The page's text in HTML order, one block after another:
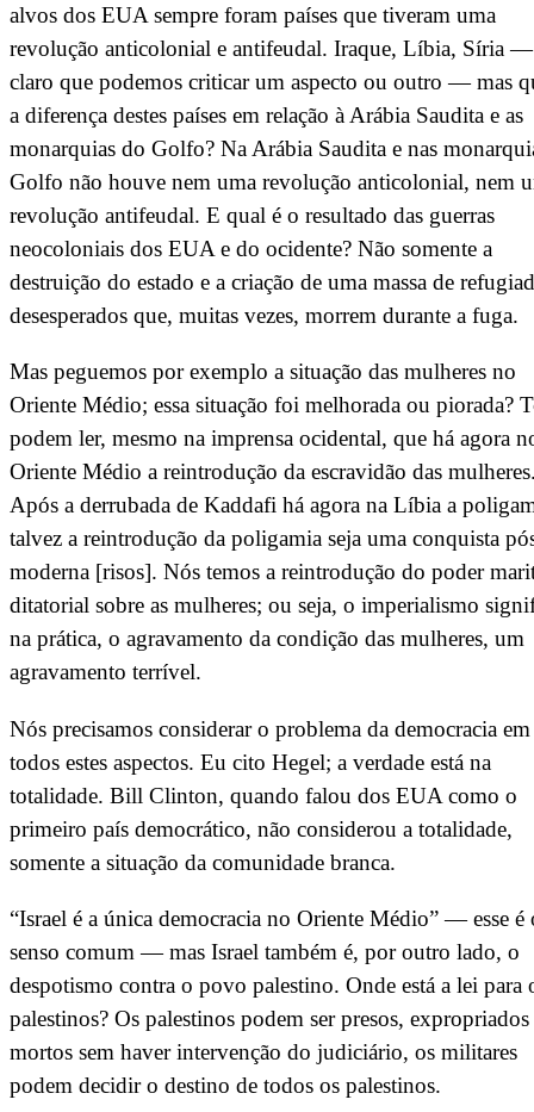
alvos dos EUA sempre foram países que tiveram uma
revolução anticolonial e antifeudal. Iraque, Líbia, Síria
claro que podemos criticar um aspecto ou outro — mas
a diferença destes países em relação à Arábia Saudita e as
monarquias do Golfo? Na Arábia Saudita e nas
Golfo não houve nem uma revolução anticolonial, nem
revolução antifeudal. E qual é o resultado das guerras
neocoloniais dos EUA e do ocidente? Não somente a
destruição do estado e a criação de uma massa de
desesperados que, muitas vezes, morrem durante a fuga.
Mas peguemos por exemplo a situação das mulheres no
Oriente Médio; essa situação foi melhorada ou piorada?
podem ler, mesmo na imprensa ocidental, que há agora
Oriente Médio a reintrodução da escravidão das
Após a derrubada de Kaddafi há agora na Líbia a
talvez a reintrodução da poligamia seja uma conquista
moderna [risos]. Nós temos a reintrodução do poder
ditatorial sobre as mulheres; ou seja, o imperialismo
na prática, o agravamento da condição das mulheres, um
agravamento terrível.
Nós precisamos considerar o problema da democracia em
todos estes aspectos. Eu cito Hegel; a verdade está na
totalidade. Bill Clinton, quando falou dos EUA como o
primeiro país democrático, não considerou a totalidade,
somente a situação da comunidade branca.
“Israel é a única democracia no Oriente Médio” — esse é
senso comum — mas Israel também é, por outro lado, o
despotismo contra o povo palestino. Onde está a lei para
palestinos? Os palestinos podem ser presos, expropriados
mortos sem haver intervenção do judiciário, os militares
podem decidir o destino de todos os palestinos.